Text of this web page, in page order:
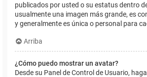
publicados por usted o su estatus dentro
usualmente una imagen más grande, es
y generalmente es única o personal para
Arriba
¿Cómo puedo mostrar un avatar?
Desde su Panel de Control de Usuario,